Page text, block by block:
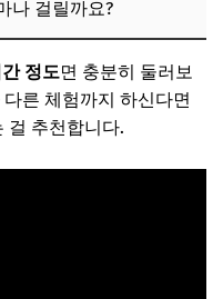
나 걸릴까요?
정도면 충분히 둘러보
른 체험까지 하신다면
걸 추천합니다.